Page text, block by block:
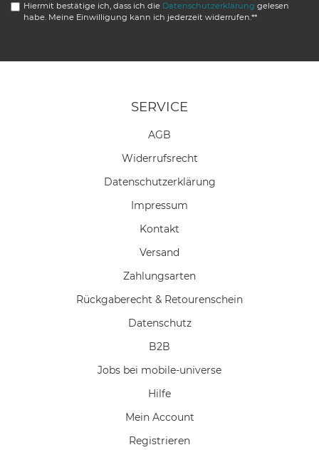
Hiermit bestätige ich, dass ich die Daten­schutz­erklärung gelesen
habe. Meine Einwilligung kann ich jederzeit widerrufen.**
SERVICE
AGB
Widerrufs­recht
Daten­schutz­erklärung
Impressum
Kontakt
Versand
Zahlungsarten
Rückgaberecht & Retourenschein
Datenschutz
B2B
Jobs bei mobile-universe
Hilfe
Mein Account
Registrieren